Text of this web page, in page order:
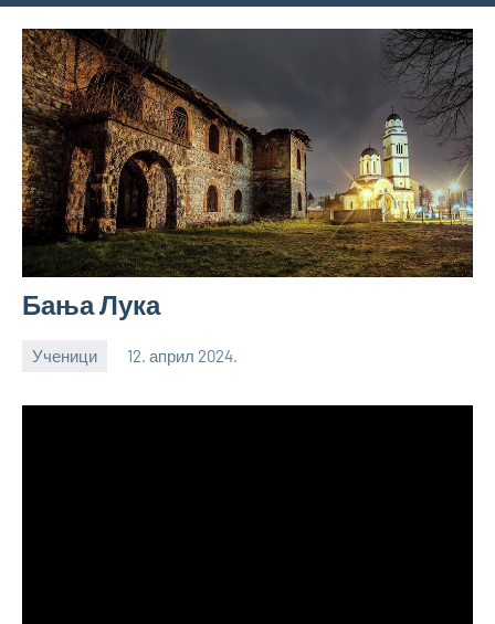
Бања Лука
Ученици 12. април 2024.
bstankovic